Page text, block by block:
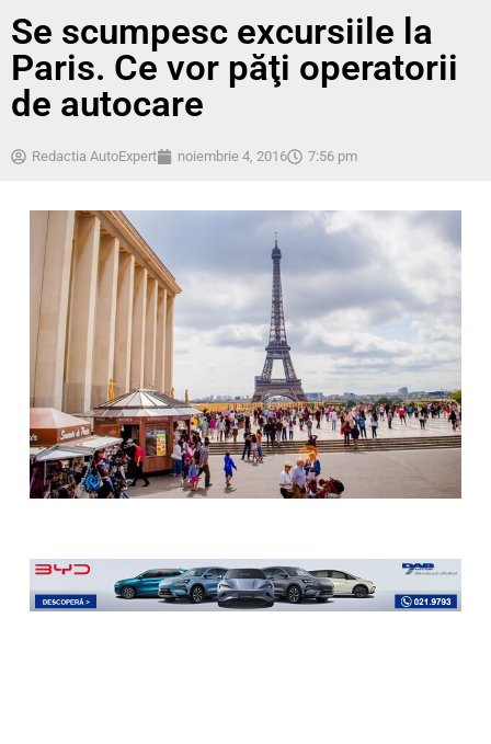
Se scumpesc excursiile la
Paris. Ce vor păţi operatorii
de autocare
Redactia AutoExpert noiembrie 4, 2016 7:56 pm